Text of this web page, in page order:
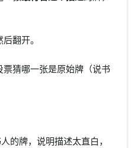
翻开。
猜哪一张是原始牌（说书
的牌，说明描述太直白，